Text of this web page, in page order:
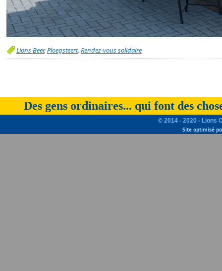
Lions Beer,Ploegsteert, Rendez-vous solidaire
Des gens ordinaires... qui font des
© 2014 - 2020 - Lions
Site optimisé